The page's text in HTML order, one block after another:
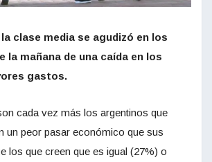
clase media se agudizó en los
la mañana de una caída en los
gastos.
cada vez más los argentinos que
un peor pasar económico que sus
los que creen que es igual (27%) o